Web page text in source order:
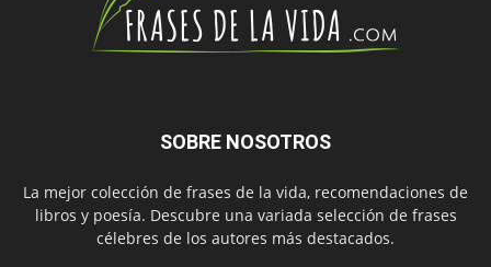
SOBRE NOSOTROS
La mejor colección de frases de la vida, recomendaciones de
libros y poesía. Descubre una variada selección de frases
célebres de los autores más destacados.